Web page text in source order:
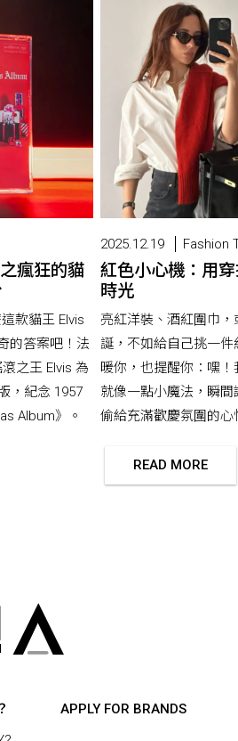
瘋狂的貓
款貓王 Elvis
的答案吧！法
之王 Elvis 為
，紀念 1957
Album》。
2025.12.19 Fashion
紅色小心機：用
時光
亮紅洋裝、酒紅圍巾
誕，不如給自己挑一
暖你，也提醒你：嘿
就像一點小魔法，瞬
偷給充滿歡慶氛圍的心
READ MORE
APPLY FOR BRANDS